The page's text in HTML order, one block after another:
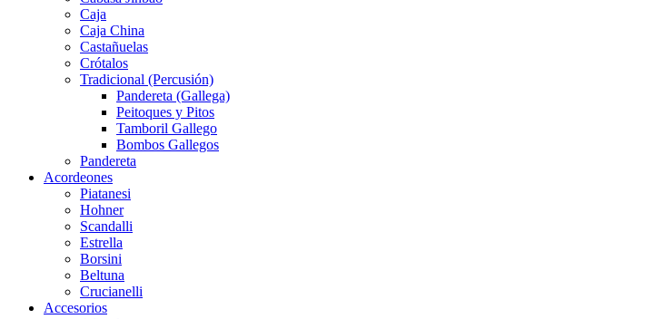
Caja
Caja China
Castañuelas
Crótalos
Tradicional (Percusión)
Pandereta (Gallega)
Peitoques y Pitos
Tamboril Gallego
Bombos Gallegos
Pandereta
Acordeones
Piatanesi
Hohner
Scandalli
Estrella
Borsini
Beltuna
Crucianelli
Accesorios